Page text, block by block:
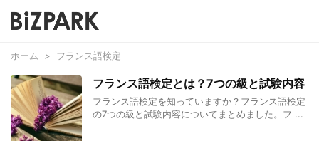
ホーム > フランス語検定
フランス語検定とは？7つの級と試験内容
フランス語検定を知っていますか？フランス語検定
の7つの級と試験内容についてまとめました。フ ...